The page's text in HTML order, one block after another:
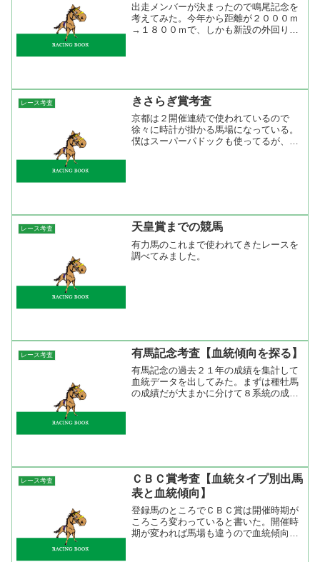
出走メンバーが決まったので鳴尾記念を
考えてみた。今年から距離が２０００ｍ
→１８００ｍで、しかも新設の外回りな
レース考査 きさらぎ賞考査
京都は２開催連続で使われているので
徐々に時計が掛かる馬場になっている。
僕はスーパーパドックも使ってるが、こ
レース考査 天皇賞までの競馬
有力馬のこれまで使われてきたレースを
調べてみました。
レース考査 有馬記念考査【血統傾向を探る】
有馬記念の過去２１年の成績を集計して
血統データを出してみた。まずは種牡馬
の成績だが大まかに分けて８系統の成績
レース考査
ＣＢＣ賞考査【血統タイプ別出馬
表と血統傾向】
登録馬のところでＣＢＣ賞は開催時期が
ころころ変わっていると書いた。開催時
期が変われば馬場も違うので血統傾向は